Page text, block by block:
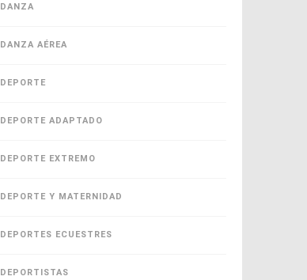
DANZA
DANZA AÉREA
DEPORTE
DEPORTE ADAPTADO
DEPORTE EXTREMO
DEPORTE Y MATERNIDAD
DEPORTES ECUESTRES
DEPORTISTAS